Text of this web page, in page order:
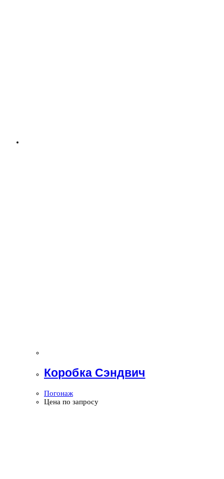
Коробка Сэндвич
Погонаж
Цена по запросу